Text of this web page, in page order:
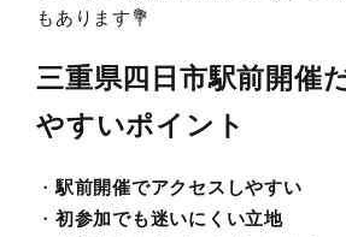
もあります💐
三重県四日市駅前 開催
やすいポイント
・ 駅前開催でアクセスしやすい
・ 初参加でも迷いにくい立地